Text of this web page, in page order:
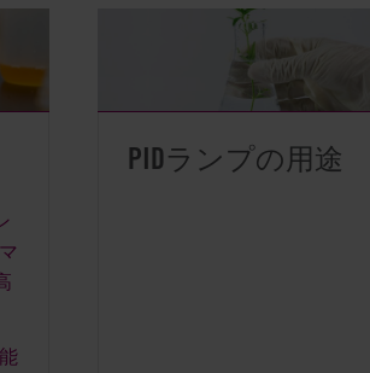
PIDランプの用途